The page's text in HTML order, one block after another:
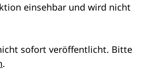
einsehbar und wird nicht
sofort veröffentlicht. Bitte
.